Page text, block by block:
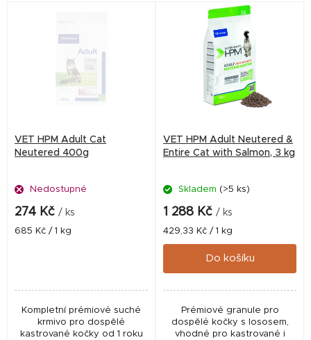
o
VET HPM Adult Cat
Neutered 400g
Nedostupné
274 Kč / ks
Měrná
685 Kč / 1 kg
Kompletní prémiové suché
krmivo pro dospělé
kastrované kočky od 1 roku
VET HPM Adult Neutered &
Entire Cat with Salmon, 3 kg
Skladem (>5 ks)
1 288 Kč / ks
Měrná
cena:
429,33 Kč / 1 kg
Do košíku
Prémiové granule pro
dospělé kočky s lososem,
vhodné pro kastrované i